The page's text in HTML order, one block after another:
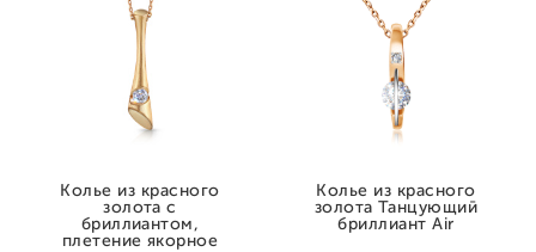
Колье из красного
золота с
бриллиантом,
плетение якорное
Колье из красного
золота Танцующий
бриллиант Air